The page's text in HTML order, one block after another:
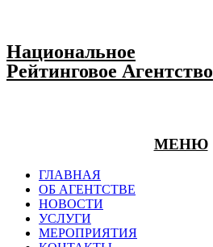
Национальное
Рейтинговое Агентство
МЕНЮ
ГЛАВНАЯ
ОБ АГЕНТСТВЕ
НОВОСТИ
УСЛУГИ
МЕРОПРИЯТИЯ